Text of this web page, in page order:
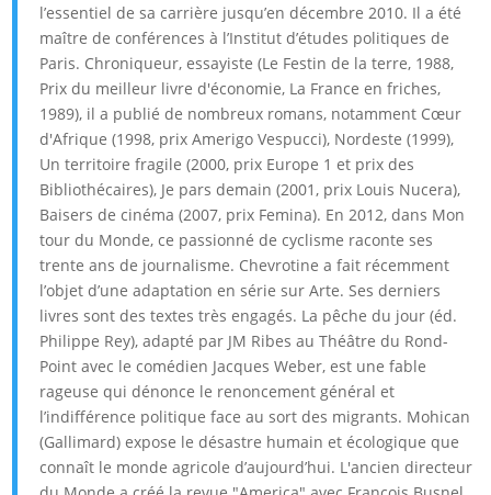
l’essentiel de sa carrière jusqu’en décembre 2010. Il a été
maître de conférences à l’Institut d’études politiques de
Paris. Chroniqueur, essayiste (Le Festin de la terre, 1988,
Prix du meilleur livre d'économie, La France en friches,
1989), il a publié de nombreux romans, notamment Cœur
d'Afrique (1998, prix Amerigo Vespucci), Nordeste (1999),
Un territoire fragile (2000, prix Europe 1 et prix des
Bibliothécaires), Je pars demain (2001, prix Louis Nucera),
Baisers de cinéma (2007, prix Femina). En 2012, dans Mon
tour du Monde, ce passionné de cyclisme raconte ses
trente ans de journalisme. Chevrotine a fait récemment
l’objet d’une adaptation en série sur Arte. Ses derniers
livres sont des textes très engagés. La pêche du jour (éd.
Philippe Rey), adapté par JM Ribes au Théâtre du Rond-
Point avec le comédien Jacques Weber, est une fable
rageuse qui dénonce le renoncement général et
l’indifférence politique face au sort des migrants. Mohican
(Gallimard) expose le désastre humain et écologique que
connaît le monde agricole d’aujourd’hui. L'ancien directeur